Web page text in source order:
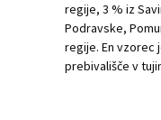
regije, 3 % iz
Podravske,
regije. En vzorec
prebivališče v